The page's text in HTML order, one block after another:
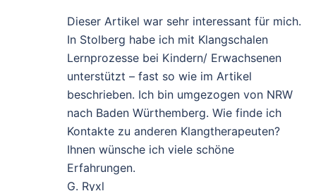
Dieser Artikel war sehr interessant für mich.
In Stolberg habe ich mit Klangschalen
Lernprozesse bei Kindern/ Erwachsenen
unterstützt – fast so wie im Artikel
beschrieben. Ich bin umgezogen von NRW
nach Baden Würthemberg. Wie finde ich
Kontakte zu anderen Klangtherapeuten?
Ihnen wünsche ich viele schöne
Erfahrungen.
G. Ryxl